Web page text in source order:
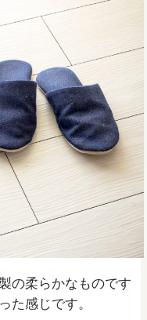
の柔らかなものです
た感じです。